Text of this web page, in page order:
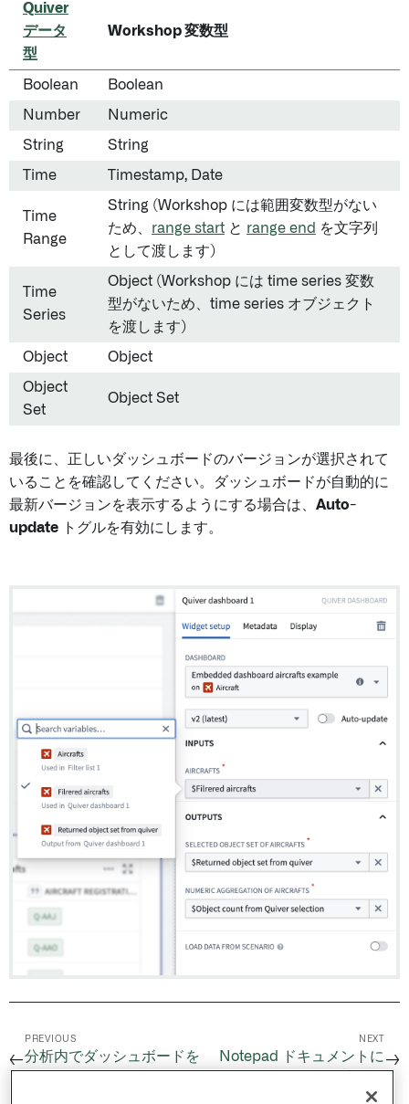
Quiver
データ
型
Workshop 変数型
Boolean Boolean
Number Numeric
String String
Time Timestamp, Date
Time
Range
String (Workshop には範囲変数型がない
ため、 range start と range end を文字列
として渡します)
Time
Series
Object (Workshop には time series 変数
型がないため、time series オブジェクト
を渡します)
Object Object
Object
Set
Object Set
最後に、正しいダッシュボードのバージョンが選択されて
いることを確認してください。ダッシュボードが自動的に
最新バージョンを表示するようにする場合は、 Auto-
update トグルを有効にします。
←
PREVIOUS
分析内でダッシュボードを
NEXT
Notepad ドキュメントに→